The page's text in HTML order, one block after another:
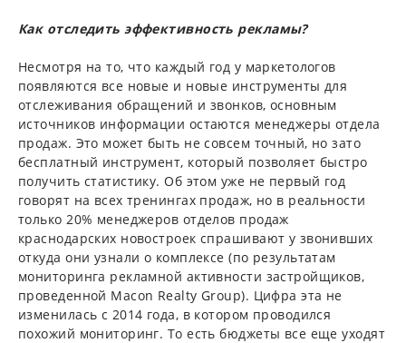
Как отследить эффективность рекламы?
Несмотря на то, что каждый год у маркетологов
появляются все новые и новые инструменты для
отслеживания обращений и звонков, основным
источников информации остаются менеджеры отдела
продаж. Это может быть не совсем точный, но зато
бесплатный инструмент, который позволяет быстро
получить статистику. Об этом уже не первый год
говорят на всех тренингах продаж, но в реальности
только 20% менеджеров отделов продаж
краснодарских новостроек спрашивают у звонивших
откуда они узнали о комплексе (по результатам
мониторинга рекламной активности застройщиков,
проведенной Macon Realty Group). Цифра эта не
изменилась с 2014 года, в котором проводился
похожий мониторинг. То есть бюджеты все еще уходят